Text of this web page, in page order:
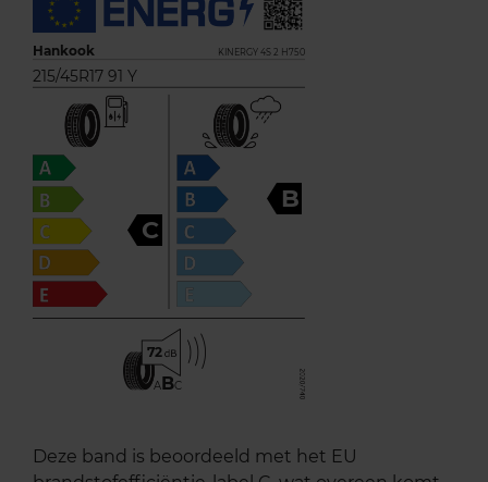
Hankook KINERGY 4S 2 H750
215/45R17 91 Y
C
B
72
ABC
Deze band is beoordeeld met het EU